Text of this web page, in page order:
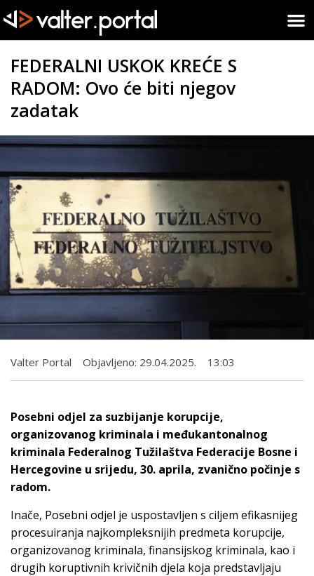
FEDERALNI USKOK KREĆE S
RADOM: Ovo će biti njegov
zadatak
Valter Portal Objavljeno: 29.04.2025. 13:03
Posebni odjel za suzbijanje korupcije,
organizovanog kriminala i međukantonalnog
kriminala Federalnog Tužilaštva Federacije Bosne i
Hercegovine u srijedu, 30. aprila, zvanično počinje s
radom.
Inače, Posebni odjel je uspostavljen s ciljem efikasnijeg
procesuiranja najkompleksnijih predmeta korupcije,
organizovanog kriminala, finansijskog kriminala, kao i
drugih koruptivnih krivičnih djela koja predstavljaju